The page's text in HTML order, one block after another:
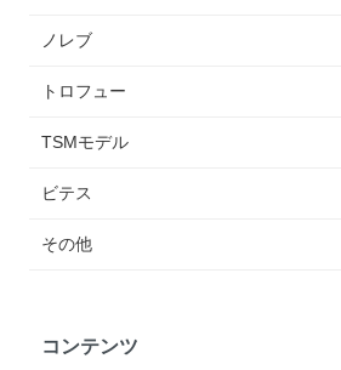
ノレブ
トロフュー
TSMモデル
ビテス
その他
コンテンツ